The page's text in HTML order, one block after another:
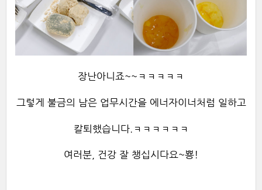
장난아니죠~~ㅋㅋㅋㅋㅋ
그렇게 불금의 남은 업무시간을 에너자이너처럼 일하고
칼퇴했습니다.ㅋㅋㅋㅋㅋㅋ
여러분, 건강 잘 챙십시다요~뿅!